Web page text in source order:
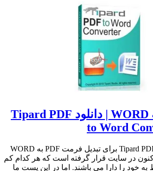
تبدیل PDF به WORD | دانلود Tipard PDF
to Word
Tipard PDF to Word Converter برای تبدیل فرمت PDF به WORD
کنون در سایت قرار گرفته است که هر کدام کم
خود را دارا می باشند. اما در این پست ما